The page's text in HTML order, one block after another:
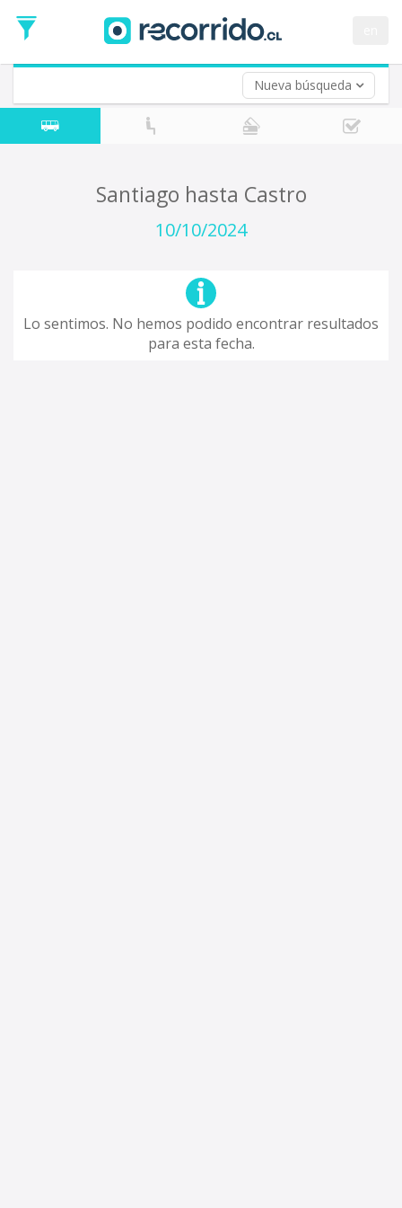
Nueva búsqueda
de
Ida
Vuelta (opcional)
Fecha
de
Santiago hasta Castro
10/10/2024
Lo sentimos. No hemos podido encontrar resultados
para esta fecha.